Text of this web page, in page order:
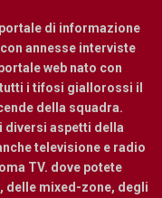
di informazione
annesse interviste
web nato con
i tifosi giallorossi il
della squadra.
diversi aspetti della
televisione e radio
TV. dove potete
delle mixed-zone, degli